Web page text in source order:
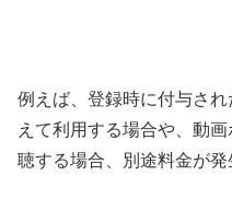
例えば、登録時に付与さ
えて利用する場合や、動
聴する場合、別途料金が発